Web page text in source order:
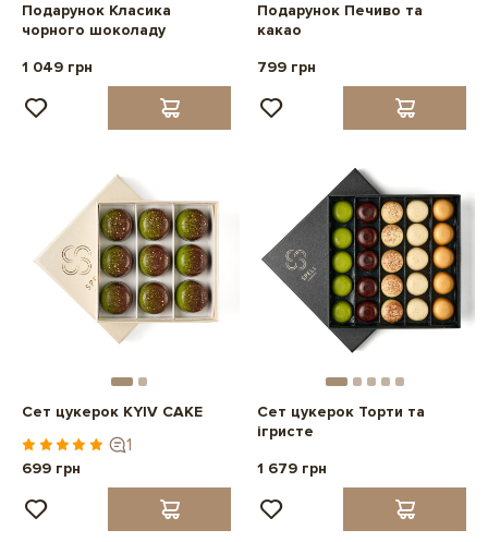
Подарунок Класика
чорного шоколаду
1 049 грн
Подарунок Печиво та
какао
799 грн
Сет цукерок KYIV CAKE
1
699 грн
Сет цукерок Торти та
ігристе
1 679 грн